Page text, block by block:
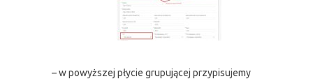
– w powyższej płycie grupującej przypisujemy